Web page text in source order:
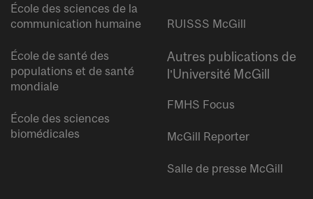
École des sciences de la
communication humaine
École de santé des
populations et de santé
mondiale
École des sciences
biomédicales
RUISSS McGill
Autres publications de
l’Université McGill
FMHS Focus
McGill Reporter
Salle de presse McGill